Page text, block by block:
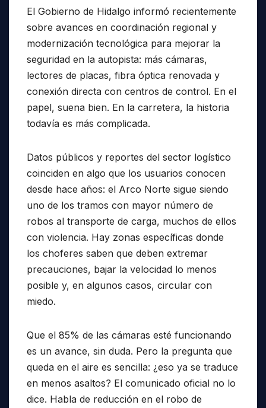
El Gobierno de Hidalgo informó recientemente
sobre avances en coordinación regional y
modernización tecnológica para mejorar la
seguridad en la autopista: más cámaras,
lectores de placas, fibra óptica renovada y
conexión directa con centros de control. En el
papel, suena bien. En la carretera, la historia
todavía es más complicada.
Datos públicos y reportes del sector logístico
coinciden en algo que los usuarios conocen
desde hace años: el Arco Norte sigue siendo
uno de los tramos con mayor número de
robos al transporte de carga, muchos de ellos
con violencia. Hay zonas específicas donde
los choferes saben que deben extremar
precauciones, bajar la velocidad lo menos
posible y, en algunos casos, circular con
miedo.
Que el 85% de las cámaras esté funcionando
es un avance, sin duda. Pero la pregunta que
queda en el aire es sencilla: ¿eso ya se traduce
en menos asaltos? El comunicado oficial no lo
dice. Habla de reducción en el robo de